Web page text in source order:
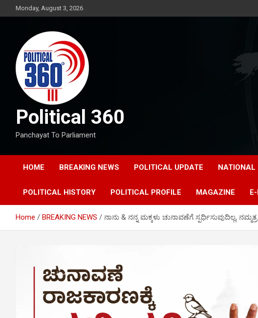
to
Monday, August 3, 2026
Political 360
Panchayat To Parliament
HOME BREAKING NEWS POLITICAL UPDATE NATIONAL
POLITICAL HISTORY POLITICAL PROFILE MAGAZINE
Home BREAKING NEWS ನಾನು & ನನ್ನ ಮಕ್ಕಳು ಚುನಾವಣೆಗೆ ಸ್ಪರ್ಧಿಸುವುದಿಲ್ಲ,